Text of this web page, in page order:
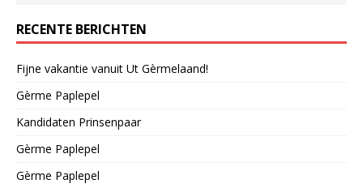
RECENTE BERICHTEN
Fijne vakantie vanuit Ut Gèrmelaand!
Gèrme Paplepel
Kandidaten Prinsenpaar
Gèrme Paplepel
Gèrme Paplepel